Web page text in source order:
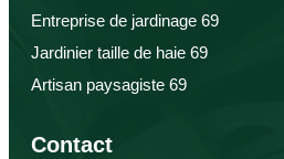
Entreprise de jardinage 69
Jardinier taille de haie 69
Artisan paysagiste 69
Contact